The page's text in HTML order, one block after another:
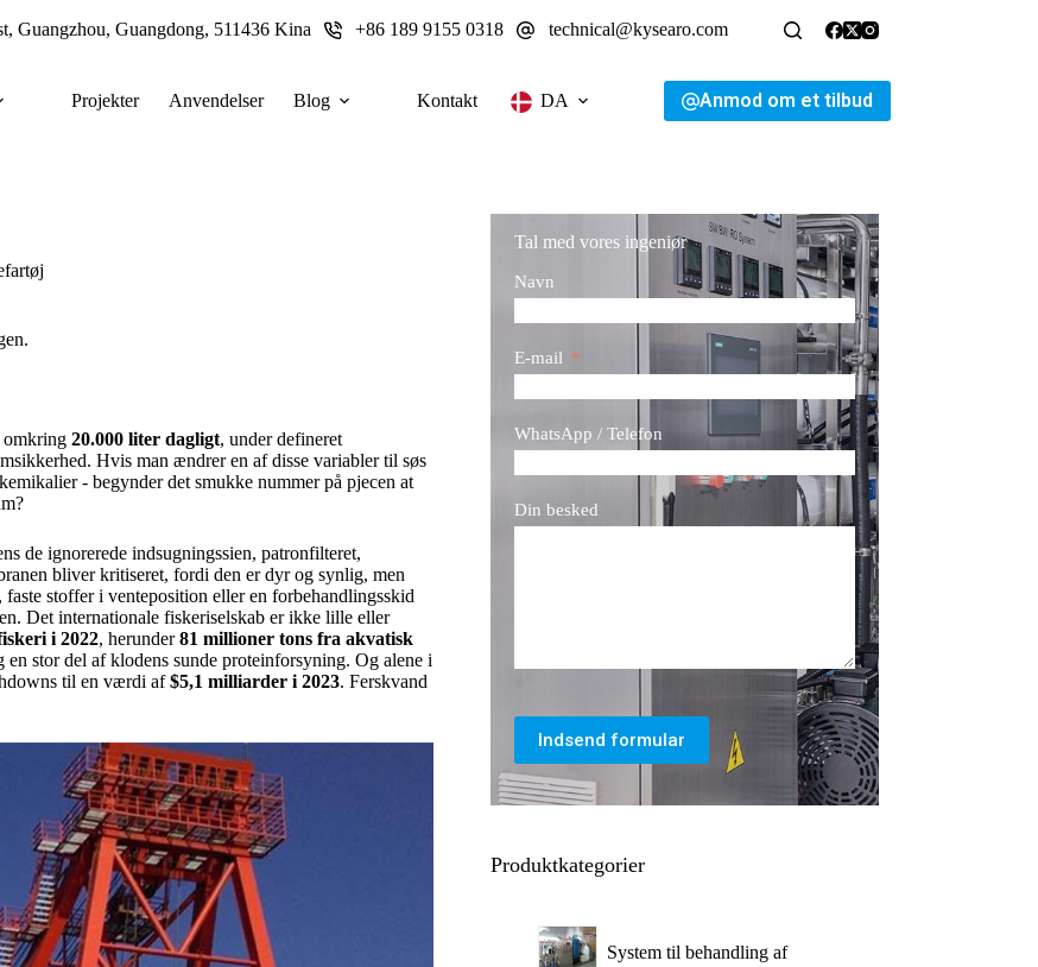
Guangzhou, Guangdong, 511436 Kina +86 189 9155 0318 technical@kysearo.com
Projekter Anvendelser Blog Kontakt DA Anmod om et tilbud
omkring 20.000 liter dagligt, under defineret
Hvis man ændrer en af disse variabler til søs
- begynder det smukke nummer på pjecen at
de ignorerede indsugningssien, patronfilteret,
bliver kritiseret, fordi den er dyr og synlig, men
stoffer i venteposition eller en forbehandlingsskid
Det internationale fiskeriselskab er ikke lille eller
i 2022, herunder81 millioner tons fra akvatisk
stor del af klodens sunde proteinforsyning. Og alene i
til en værdi af$5,1 milliarder i 2023. Ferskvand
Tal med vores ingeniør
Navn
E-mail
WhatsApp / Telefon
Din besked
Indsend formular
Produktkategorier
System til behandling af